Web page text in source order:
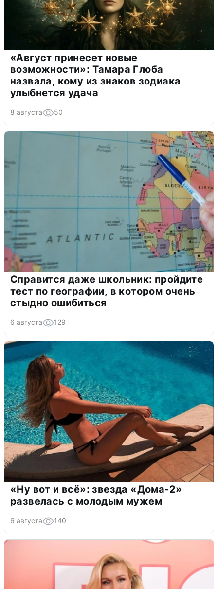
«Август принесет новые
возможности»: Тамара Глоба
назвала, кому из знаков зодиака
улыбнется удача
8 августа 50
Справится даже школьник: пройдите
тест по географии, в котором очень
стыдно ошибиться
6 августа 129
«Ну вот и всё»: звезда «Дома-2»
развелась с молодым мужем
6 августа 140